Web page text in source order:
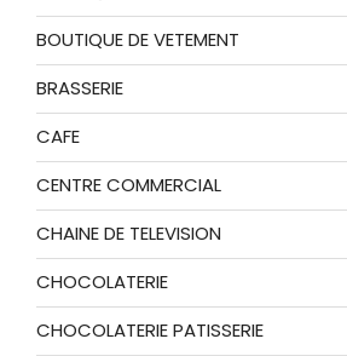
BOUTIQUE DE VETEMENT
BRASSERIE
CAFE
CENTRE COMMERCIAL
CHAINE DE TELEVISION
CHOCOLATERIE
CHOCOLATERIE PATISSERIE